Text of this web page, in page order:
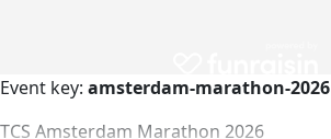
Event key: amsterdam-marathon-2026
TCS Amsterdam Marathon 2026